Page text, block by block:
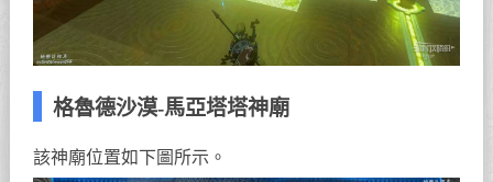
格魯德沙漠-馬亞塔塔神廟
該神廟位置如下圖所示。